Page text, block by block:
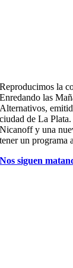
Reproducimos la
Enredando las
Alternativos,
ciudad de La
Nicanoff y una
tener un programa
Nos siguen